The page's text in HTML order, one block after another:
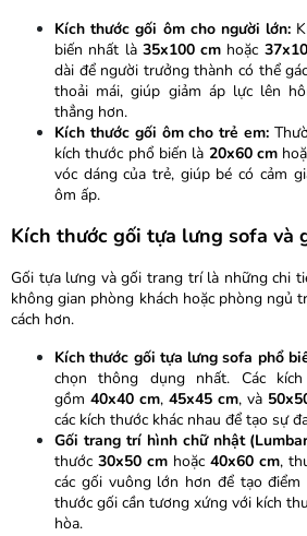
Kích thước gối ôm cho người lớn:
biến nhất là 35x100 cm hoặc
dài để người trưởng thành có thể
thoải mái, giúp giảm áp lực lên
thẳng hơn.
Kích thước gối ôm cho trẻ em:
kích thước phổ biến là 20x60 cm
vóc dáng của trẻ, giúp bé có cảm
ôm ấp.
Kích thước gối tựa lưng sofa và
Gối tựa lưng và gối trang trí là những chi
không gian phòng khách hoặc phòng ngủ
cách hơn.
Kích thước gối tựa lưng sofa phổ
chọn thông dụng nhất. Các
gồm 40x40 cm, 45x45 cm, và
các kích thước khác nhau để tạo sự
Gối trang trí hình chữ nhật
thước 30x50 cm hoặc 40x60 cm,
các gối vuông lớn hơn để tạo điểm
thước gối cần tương xứng với kích
hòa.